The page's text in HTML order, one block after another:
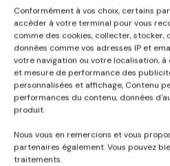
Conformément à vos choix, certains
accéder à votre terminal pour vous
comme des cookies, collecter, stocker,
données comme vos adresses IP et
votre navigation ou votre localisation,
et mesure de performance des
personnalisées et affichage, Contenu
performances du contenu, données
produit.
Nous vous en remercions et vous
partenaires également. Vous pouvez
traitements.
PSLA
Commerces
1400 m²